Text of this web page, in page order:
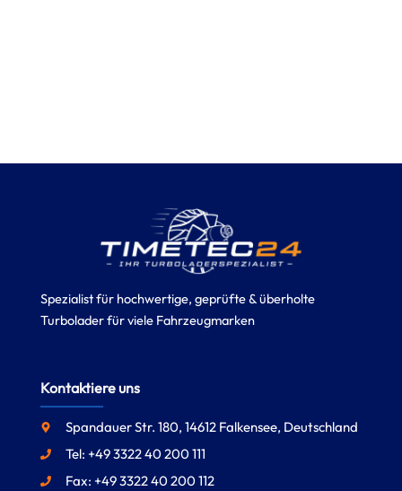
Spezialist für hochwertige, geprüfte & überholte
Turbolader für viele Fahrzeugmarken
Kontaktiere uns
Spandauer Str. 180, 14612 Falkensee, Deutschland
Tel: +49 3322 40 200 111
Fax: +49 3322 40 200 112